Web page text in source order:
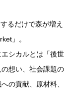
るだけで森が増え
」。
エシカルとは「後世
想い、社会課題の
の貢献、原材料、